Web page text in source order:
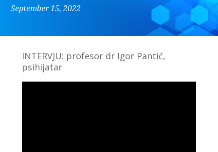
September 15, 2022
INTERVJU: profesor dr Igor Pantić,
psihijatar